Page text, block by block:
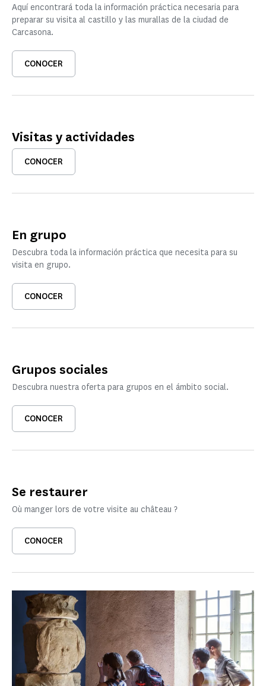
Aquí encontrará toda la información práctica necesaria para
preparar su visita al castillo y las murallas de la ciudad de
Carcasona.
CONOCER
Visitas y actividades
CONOCER
En grupo
Descubra toda la información práctica que necesita para su
visita en grupo.
CONOCER
Grupos sociales
Descubra nuestra oferta para grupos en el ámbito social.
CONOCER
Se restaurer
Où manger lors de votre visite au château ?
CONOCER